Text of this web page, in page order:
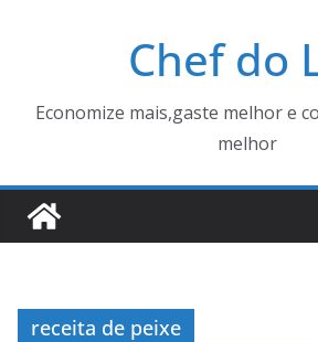
conteúdo
Chef do
Economize mais,gaste melhor e
melhor
receita de peixe